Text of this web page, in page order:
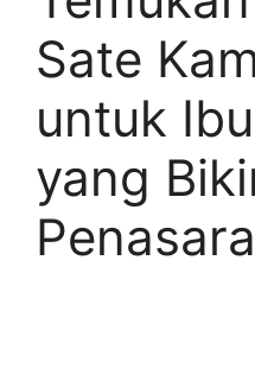
Sate
untuk
yang